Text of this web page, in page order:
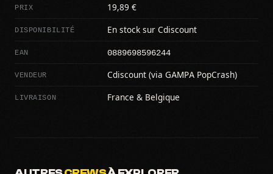
PRIX 19,89 €
DISPONIBILITÉ En stock sur Cdiscount
EAN 0889698596244
VENDEUR Cdiscount (via GAMPA PopCrash)
LIVRAISON France & Belgique